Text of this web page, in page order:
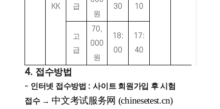
KK
급
원
30
10
고
급
70,
000
원
18:
00
17:
40
4. 접수방법
- 인터넷 접수방법 :사이트 회원가입 후 시험
접수 → 中文考试服务网 (chinesetest.cn)